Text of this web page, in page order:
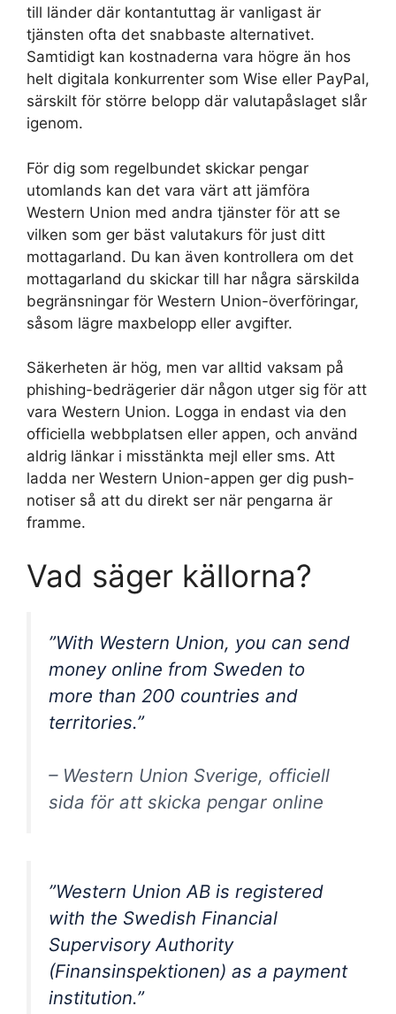
till länder där kontantuttag är vanligast är
tjänsten ofta det snabbaste alternativet.
Samtidigt kan kostnaderna vara högre än hos
helt digitala konkurrenter som Wise eller PayPal,
särskilt för större belopp där valutapåslaget slår
igenom.
För dig som regelbundet skickar pengar
utomlands kan det vara värt att jämföra
Western Union med andra tjänster för att se
vilken som ger bäst valutakurs för just ditt
mottagarland. Du kan även kontrollera om det
mottagarland du skickar till har några särskilda
begränsningar för Western Union-överföringar,
såsom lägre maxbelopp eller avgifter.
Säkerheten är hög, men var alltid vaksam på
phishing-bedrägerier där någon utger sig för att
vara Western Union. Logga in endast via den
officiella webbplatsen eller appen, och använd
aldrig länkar i misstänkta mejl eller sms. Att
ladda ner Western Union-appen ger dig push-
notiser så att du direkt ser när pengarna är
framme.
Vad säger källorna?
”With Western Union, you can send
money online from Sweden to
more than 200 countries and
territories.”
– Western Union Sverige, officiell
sida för att skicka pengar online
”Western Union AB is registered
with the Swedish Financial
Supervisory Authority
(Finansinspektionen) as a payment
institution.”